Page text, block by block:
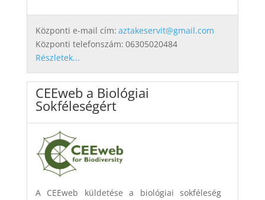
Központi e-mail cím: aztakeservit@gmail.com
Központi telefonszám: 06305020484
Részletek...
CEEweb a Biológiai
Sokféleségért
A CEEweb küldetése a biológiai sokféleség